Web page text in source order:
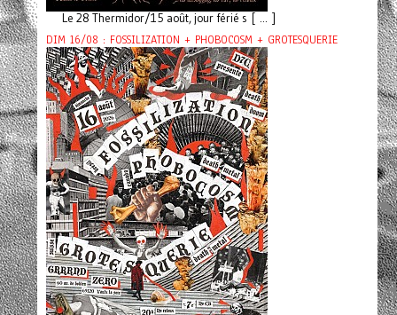
Le 28 Thermidor/15 août, jour férié s [ ... ]
DIM 16/08 : FOSSILIZATION + PHOBOCOSM + GROTESQUERIE